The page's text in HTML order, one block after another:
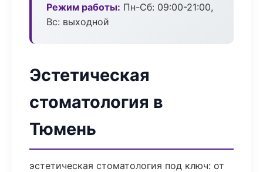
Режим работы: Пн-Сб: 09:00-21:00,
Вс: выходной
Эстетическая
стоматология в
Тюмень
эстетическая стоматология под ключ: от